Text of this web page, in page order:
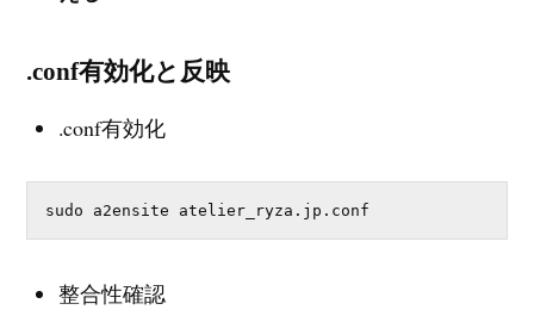
.conf有効化と反映
.conf有効化
sudo a2ensite atelier_ryza.jp.conf
整合性確認